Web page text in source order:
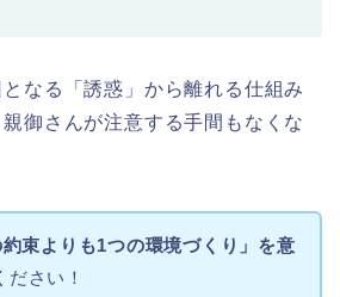
なる「誘惑」から離れる仕組み
御さんが注意する手間もなくな
約束よりも1つの環境づくり」を意
ださい！